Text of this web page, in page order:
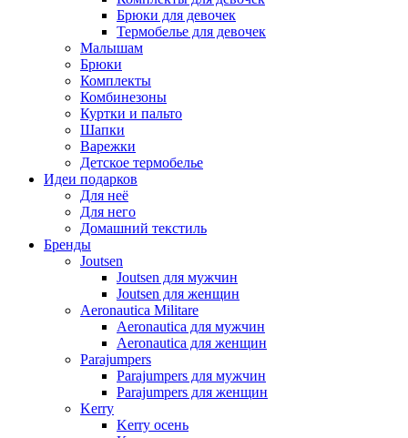
Брюки для девочек
Термобелье для девочек
Малышам
Брюки
Комплекты
Комбинезоны
Куртки и пальто
Шапки
Варежки
Детское термобелье
Идеи подарков
Для неё
Для него
Домашний текстиль
Бренды
Joutsen
Joutsen для мужчин
Joutsen для женщин
Aeronautica Militare
Aeronautica для мужчин
Aeronautica для женщин
Parajumpers
Parajumpers для мужчин
Parajumpers для женщин
Kerry
Kerry осень